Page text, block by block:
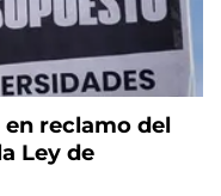
reclamo del
Ley de